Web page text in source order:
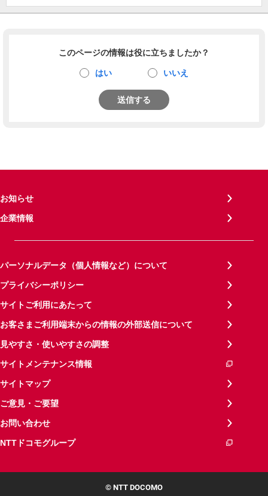
このページの情報は役に立ちましたか？
はい いいえ
送信する
お知らせ
企業情報
パーソナルデータ（個人情報など）について
プライバシーポリシー
サイトご利用にあたって
お客さまご利用端末からの情報の外部送信について
見やすさ・使いやすさの調整
サイトメンテナンス情報
サイトマップ
ご意見・ご要望
お問い合わせ
NTTドコモグループ
© NTT DOCOMO